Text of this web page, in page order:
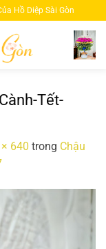
Hồ Diệp Sài Gòn
Tết-
640 trong Chậu